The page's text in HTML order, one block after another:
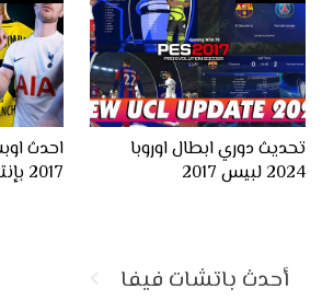
تحديث دوري ابطال اوروبا
2024 لبيس 2017
2017 بإنتقالات الموسم الجديد
أحدث باتشات فيفا